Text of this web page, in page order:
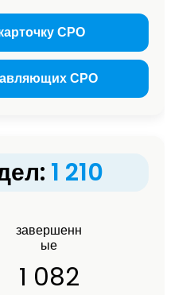
СРО
СРО
1 210
завершенн
ые
1 082